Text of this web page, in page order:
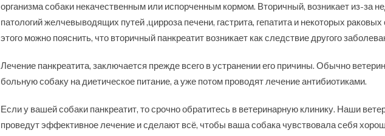
организма собаки некачественным или испорченным кормом. Вторичный, возникает из-за
патологий желчевыводящих путей ,цирроза печени, гастрита, гепатита и некоторых
этого можно пояснить, что вторичный панкреатит возникает как следствие другого
Лечение панкреатита, заключается прежде всего в устранении его причины. Обычно
больную собаку на диетическое питание, а уже потом проводят лечение антибиотиками.
Если у вашей собаки панкреатит, то срочно обратитесь в ветеринарную клинику. Наши
проведут эффективное лечение и сделают всё, чтобы ваша собака чувствовала себя